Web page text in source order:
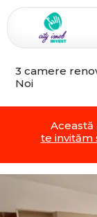
3 camere
Noi
te invităm